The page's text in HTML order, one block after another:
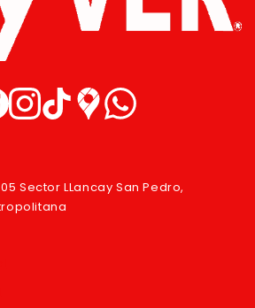
Sector LLancay San Pedro,